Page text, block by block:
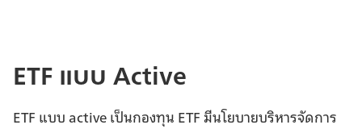
ETF แบบ Active
ETF แบบ active เป็นกองทุน ETF มีนโยบายบริหารจัดการ